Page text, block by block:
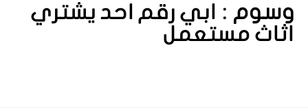
وسوم : ابي رقم احد يشتري
اثاث مستعمل